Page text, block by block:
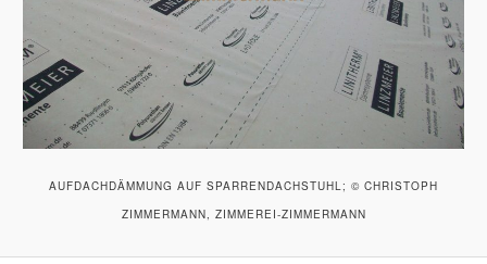
AUFDACHDÄMMUNG AUF SPARRENDACHSTUHL; © CHRISTOPH
ZIMMERMANN, ZIMMEREI-ZIMMERMANN